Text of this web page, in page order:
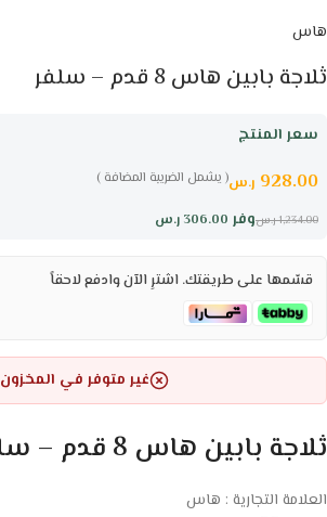
هاس
ثلاجة بابين هاس 8 قدم – سلفر
سعر المنتج
( يشمل الضريبة المضافة ) 928.00 ر.س
وفر 306.00 ر.س 1,234.00 ر.س
قسّمها على طريقتك. اشترِ الآن وادفع لاحقاً
غير متوفر في المخزون
ثلاجة بابين هاس 8 قدم – سلفر :
العلامة التجارية : هاس